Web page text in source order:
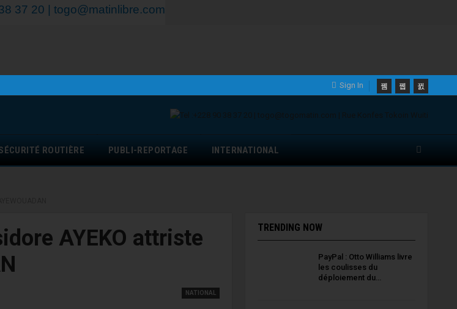
37 20 | togo@matinlibre.com
Sign In
ROUTIÈRE PUBLI-REPORTAGE INTERNATIONAL
AYEKO attriste
NATIONAL
TRENDING NOW
PayPal : Otto Williams livre
les coulisses du
déploiement du…